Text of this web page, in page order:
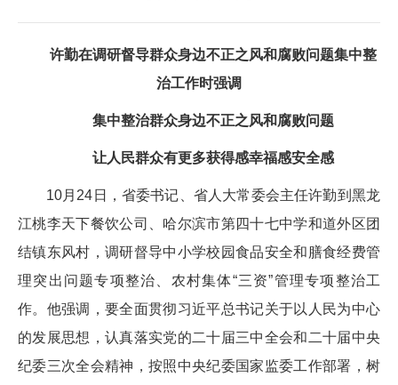
许勤在调研督导群众身边不正之风和腐败问题集中整
治工作时强调
集中整治群众身边不正之风和腐败问题
让人民群众有更多获得感幸福感安全感
10月24日，省委书记、省人大常委会主任许勤到黑龙
江桃李天下餐饮公司、哈尔滨市第四十七中学和道外区团
结镇东风村，调研督导中小学校园食品安全和膳食经费管
理突出问题专项整治、农村集体“三资”管理专项整治工
作。他强调，要全面贯彻习近平总书记关于以人民为中心
的发展思想，认真落实党的二十届三中全会和二十届中央
纪委三次全会精神，按照中央纪委国家监委工作部署，树